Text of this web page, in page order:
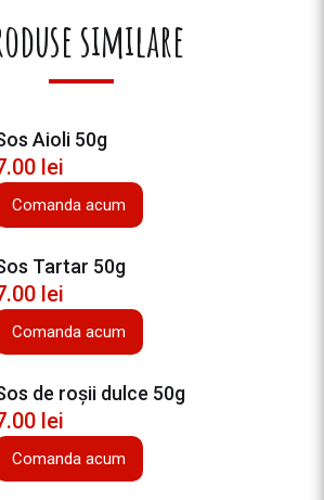
similare
Aioli 50g
lei
Comanda acum
Tartar 50g
lei
Comanda acum
de roşii dulce 50g
lei
Comanda acum